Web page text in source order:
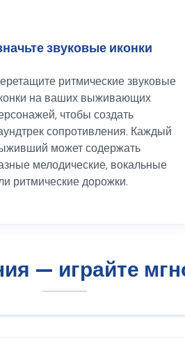
звуковые иконки
ритмические звуковые
на ваших выживающих
чтобы создать
сопротивления. Каждый
может содержать
мелодические, вокальные
ритмические дорожки.
— играйте